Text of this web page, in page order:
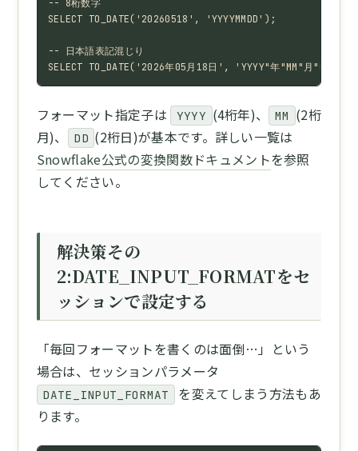
-- 8桁数字
SELECT TO_DATE('20260518', 'YYYYMMDD');
-- 日本語表記混じり
SELECT TO_DATE('2026年05月18日', 'YYYY"年"MM"月"DD"
フォーマット指定子は YYYY (4桁年)、 MM (2桁
月)、
DD (2桁日)が基本です。詳しい一覧は
Snowflake公式の変換関数ドキュメントを参照
してください。
解決策その
2:DATE_INPUT_FORMATをセ
ッションで設定する
「毎回フォーマットを書くのは面倒…」という
場合は、セッションパラメータ
DATE_INPUT_FORMAT
を変えてしまう方法もあ
ります。